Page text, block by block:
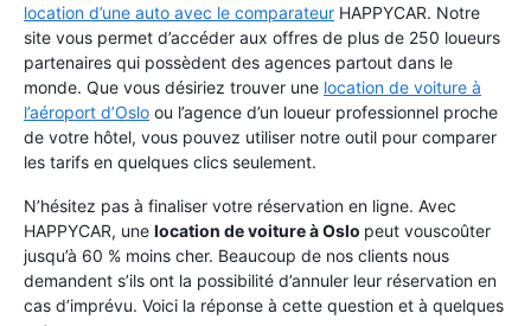
location d’une auto avec le comparateur HAPPYCAR. Notre
site vous permet d’accéder aux offres de plus de 250 loueurs
partenaires qui possèdent des agences partout dans le
monde. Que vous désiriez trouver une location de voiture à
l’aéroport d’Oslo ou l’agence d’un loueur professionnel proche
de votre hôtel, vous pouvez utiliser notre outil pour comparer
les tarifs en quelques clics seulement.
N’hésitez pas à finaliser votre réservation en ligne. Avec
HAPPYCAR, une location de voiture à Oslo peut vouscoûter
jusqu’à 60 % moins cher. Beaucoup de nos clients nous
demandent s’ils ont la possibilité d’annuler leur réservation en
cas d’imprévu. Voici la réponse à cette question et à quelques